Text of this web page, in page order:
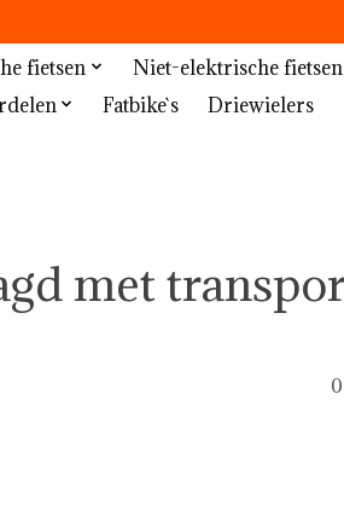
fietsen Niet-elektrische fietsen
Fatbike`s Driewielers
met